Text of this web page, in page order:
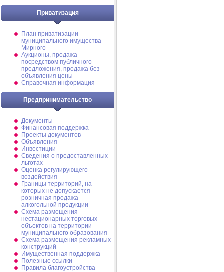
Приватизация
План приватизации
муниципального имущества
Мирного
Аукционы, продажа
посредством публичного
предложения, продажа без
объявления цены
Справочная информация
Предпринимательство
Документы
Финансовая поддержка
Проекты документов
Объявления
Инвестиции
Сведения о предоставленных
льготах
Оценка регулирующего
воздействия
Границы территорий, на
которых не допускается
розничная продажа
алкогольной продукции
Схема размещения
нестационарных торговых
объектов на территории
муниципального образования
Схема размещения рекламных
конструкций
Имущественная поддержка
Полезные ссылки
Правила благоустройства